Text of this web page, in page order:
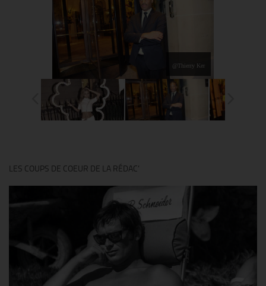
@Thierry Ker
LES COUPS DE COEUR DE LA RÉDAC’